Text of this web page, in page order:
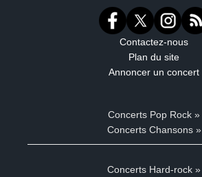
Contactez-nous
Plan du site
Annoncer un concert
Concerts Pop Rock »
Concerts Chansons »
Concerts Hard-rock »